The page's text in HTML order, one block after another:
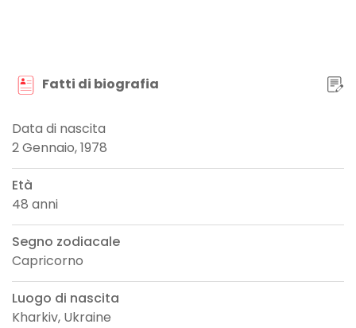
Fatti di biografia
Data di nascita
2 Gennaio, 1978
Età
48 anni
Segno zodiacale
Capricorno
Luogo di nascita
Kharkiv, Ukraine